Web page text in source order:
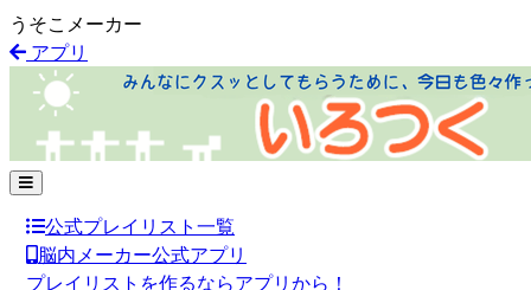
うそこメーカー
アプリ
公式プレイリスト一覧
脳内メーカー公式アプリ
プレイリストを作るならアプリから！